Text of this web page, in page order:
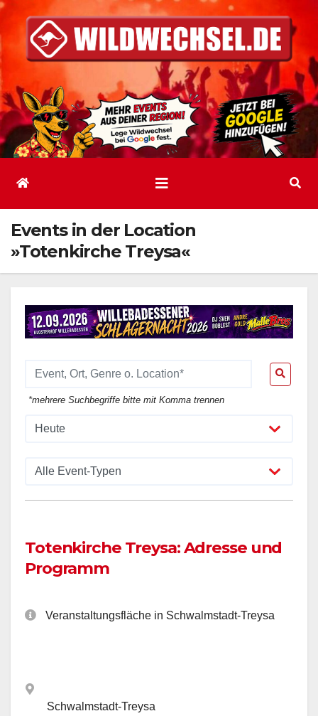
Inhalt
springen
Events in der Location
»Totenkirche Treysa«
*mehrere Suchbegriffe bitte mit Komma trennen
Totenkirche Treysa: Adresse und
Programm
Veranstaltungsfläche in Schwalmstadt-Treysa
Schwalmstadt-Treysa